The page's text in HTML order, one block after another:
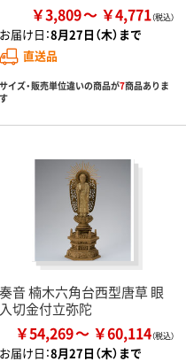
￥3,809 ￥4,771
お届け日：8月27日（木）まで
直送品
サイズ・販売単位違いの商品が7商品ありま
す
奏音 楠木六角台西型唐草 眼
入切金付立弥陀
￥54,269 ￥60,114
お届け日：8月27日（木）まで